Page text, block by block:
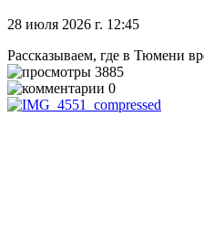
28 июля 2026 г. 12:45
Рассказываем, где в Тюмени
3885
0